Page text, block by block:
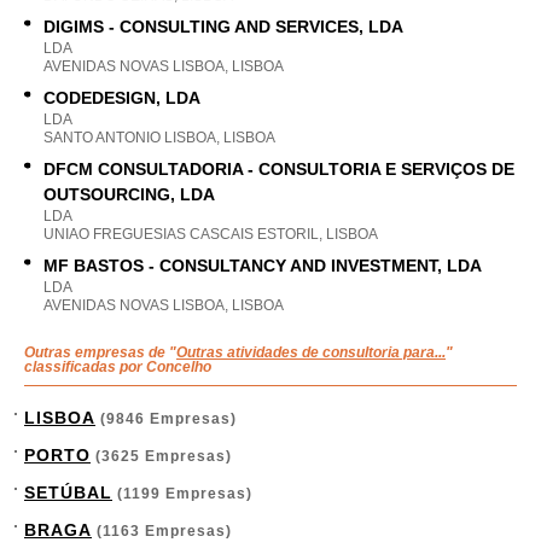
DIGIMS - CONSULTING AND SERVICES, LDA
LDA
AVENIDAS NOVAS LISBOA, LISBOA
CODEDESIGN, LDA
LDA
SANTO ANTONIO LISBOA, LISBOA
DFCM CONSULTADORIA - CONSULTORIA E SERVIÇOS DE
OUTSOURCING, LDA
LDA
UNIAO FREGUESIAS CASCAIS ESTORIL, LISBOA
MF BASTOS - CONSULTANCY AND INVESTMENT, LDA
LDA
AVENIDAS NOVAS LISBOA, LISBOA
Outras empresas de "Outras atividades de consultoria para..."
classificadas por Concelho
LISBOA (9846 Empresas)
PORTO (3625 Empresas)
SETÚBAL (1199 Empresas)
BRAGA (1163 Empresas)